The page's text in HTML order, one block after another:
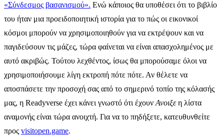
«Σύνδεσμος βασανισμού». Ενώ κάποιος θα υποθέσει ότι το βιβλίο
του ήταν μια προειδοποιητική ιστορία για το πώς οι εικονικοί
κόσμοι μπορούν να χρησιμοποιηθούν για να εκτρέψουν και να
παγιδεύσουν τις μάζες, τώρα φαίνεται να είναι απασχολημένος με
αυτό ακριβώς. Τούτου λεχθέντος, ίσως θα μπορούσαμε όλοι να
χρησιμοποιήσουμε λίγη εκτροπή πότε πότε. Αν θέλετε να
αποσπάσετε την προσοχή σας από το σημερινό τοπίο της κόλασής
μας, η Readyverse έχει κάνει γνωστό ότι έχουνΑνοιξεη λίστα
αναμονής είναι τώρα ανοιχτή. Για να το πηδήξετε, κατευθυνθείτε
προς visitopen.game.